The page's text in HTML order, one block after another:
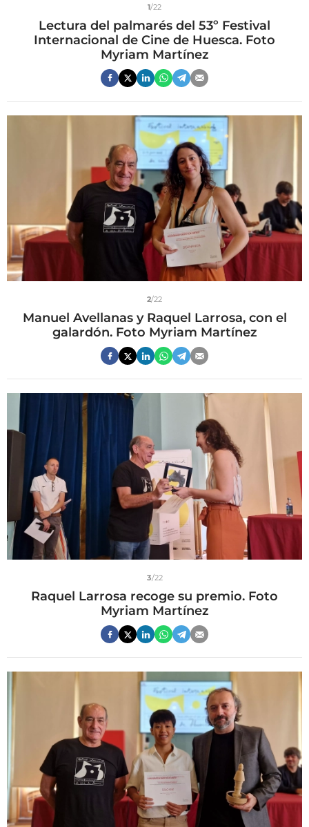
1/22
Lectura del palmarés del 53º Festival
Internacional de Cine de Huesca. Foto
Myriam Martínez
2/22
Manuel Avellanas y Raquel Larrosa, con el
galardón. Foto Myriam Martínez
3/22
Raquel Larrosa recoge su premio. Foto
Myriam Martínez